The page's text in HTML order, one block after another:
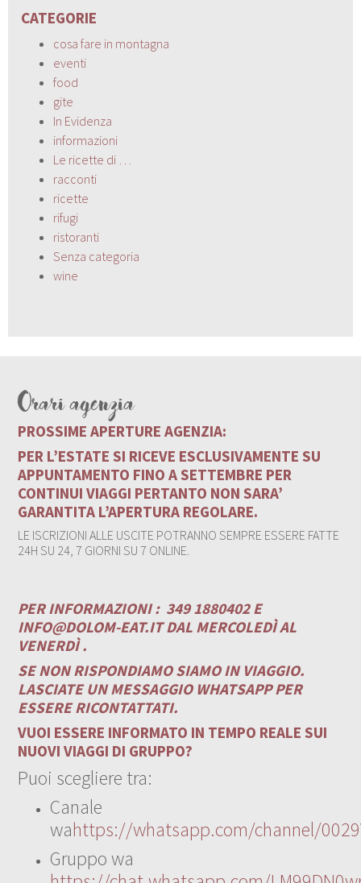
CATEGORIE
cosa fare in montagna
eventi
food
gite
In Evidenza
informazioni
Le ricette di …
racconti
ricette
rifugi
ristoranti
Senza categoria
wine
Orari agenzia
PROSSIME APERTURE AGENZIA:
PER L’ESTATE SI RICEVE ESCLUSIVAMENTE SU
APPUNTAMENTO FINO A SETTEMBRE PER
CONTINUI VIAGGI PERTANTO NON SARA’
GARANTITA L’APERTURA REGOLARE.
LE ISCRIZIONI ALLE USCITE POTRANNO SEMPRE ESSERE FATTE
24H SU 24, 7 GIORNI SU 7 ONLINE.
PER INFORMAZIONI : 349 1880402 E
INFO@DOLOM-EAT.ITDAL MERCOLEDÌ AL
VENERDÌ .
SE NON RISPONDIAMO SIAMO IN VIAGGIO.
LASCIATE UN MESSAGGIO WHATSAPP PER
ESSERE RICONTATTATI.
VUOI ESSERE INFORMATO IN TEMPO REALE SUI
NUOVI VIAGGI DI GRUPPO?
Puoi scegliere tra:
Canale
wahttps://whatsapp.com/channel/
Gruppo wa